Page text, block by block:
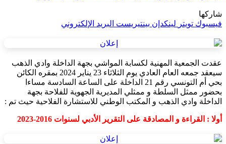
شاركها
فيسبوك تويتر لينكدإن بينتيريست البريد الإلكتروني
عقدت الجمعية المهنية لكسابة المواشي بجهة الداخلة وادي الذهب
سيعقد جمعه العام العادي يوم الثلاثاء 23 يناير 2024 بمقره الكائن
بحي أم التونسي رقم 21 الداخلة على الساعة السادسة مساءا
بحضور ممثل السلطة و ممثلي المديرية الجهوية للفلاحة بجهة
الداخلة وادي الذهب و المكتب الوطني للاستشارة الفلاحية حيث تم :
أولا : القراءة و المصادقة على التقرير الأدبي لسنوات 2016-2023